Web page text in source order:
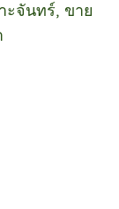
ะจันทร์, ขาย